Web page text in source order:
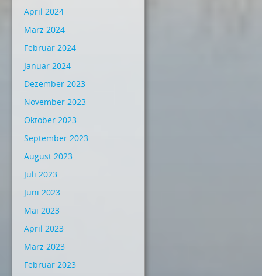
April 2024
März 2024
Februar 2024
Januar 2024
Dezember 2023
November 2023
Oktober 2023
September 2023
August 2023
Juli 2023
Juni 2023
Mai 2023
April 2023
März 2023
Februar 2023